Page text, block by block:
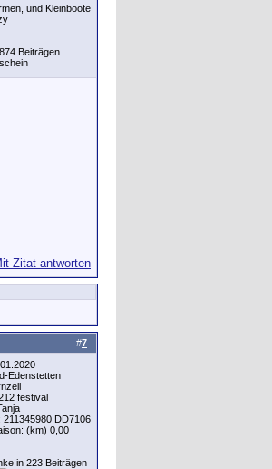
und Kleinboote
Beiträgen
#7
Edenstetten
festival
211345980 DD7106
(km) 0,00
in 223 Beiträgen